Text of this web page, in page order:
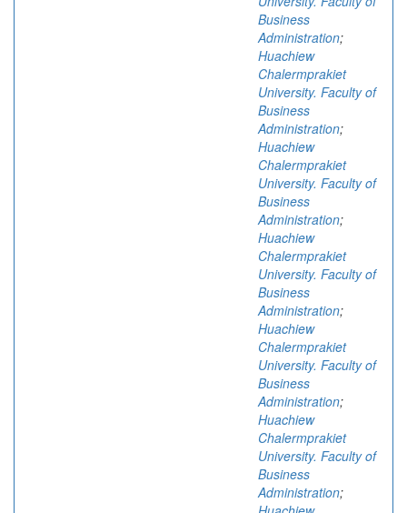
Business
Administration;
Huachiew
Chalermprakiet
University. Faculty of
Business
Administration;
Huachiew
Chalermprakiet
University. Faculty of
Business
Administration;
Huachiew
Chalermprakiet
University. Faculty of
Business
Administration;
Huachiew
Chalermprakiet
University. Faculty of
Business
Administration;
Huachiew
Chalermprakiet
University. Faculty of
Business
Administration;